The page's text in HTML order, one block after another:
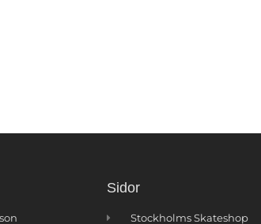
Sidor
Stockholms Skateshop